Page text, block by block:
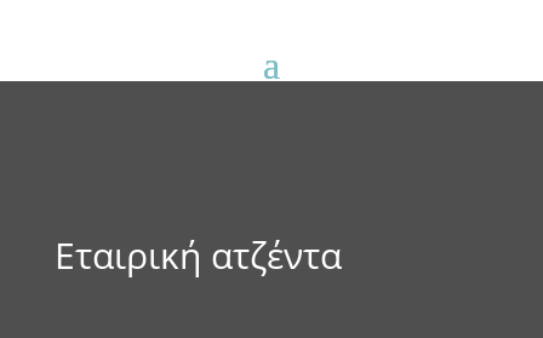
Εταιρική ατζέντα